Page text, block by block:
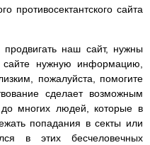
противосектантского сайта
наш сайт, нужны
нужную информацию,
пожалуйста, помогите
сделает возможным
многих людей, которые в
попадания в секты или
в этих бесчеловечных